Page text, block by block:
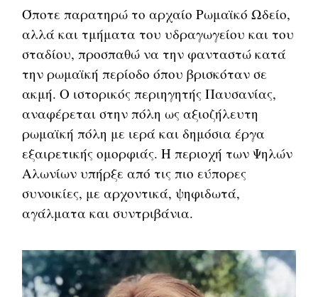
Όποτε παρατηρώ το αρχαίο Ρωμαϊκό Ωδείο,
αλλά και τμήματα του υδραγωγείου και του
σταδίου, προσπαθώ να την φανταστώ κατά
την ρωμαϊκή περίοδο όπου βρισκόταν σε
ακμή. Ο ιστορικός περιηγητής Παυσανίας,
αναφέρεται στην πόλη ως αξιοζήλευτη
ρωμαϊκή πόλη με ιερά και δημόσια έργα
εξαιρετικής ομορφιάς. Η περιοχή των Ψηλών
Αλωνίων υπήρξε από τις πιο εύπορες
συνοικίες, με αρχοντικά, ψηφιδωτά,
αγάλματα και συντριβάνια.